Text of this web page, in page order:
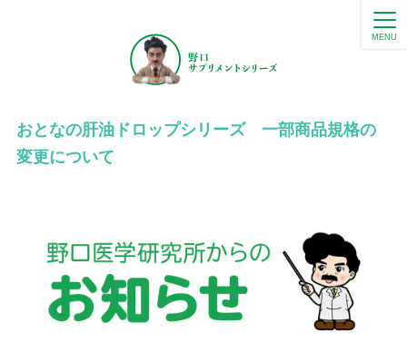
MENU
おとなの肝油ドロップシリーズ 一部商品規格の
変更について